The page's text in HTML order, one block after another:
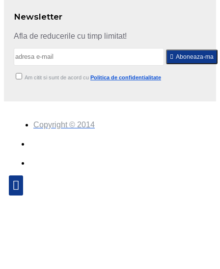
Newsletter
Afla de reducerile cu timp limitat!
Aboneaza-ma
Am citit si sunt de acord cu Politica de confidentialitate
Copyright © 2014